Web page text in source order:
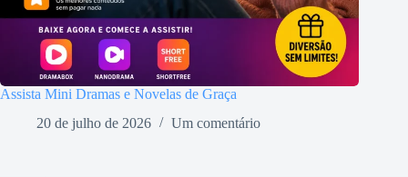
Assista Mini Dramas e Novelas de Graça
20 de julho de 2026
Um comentário